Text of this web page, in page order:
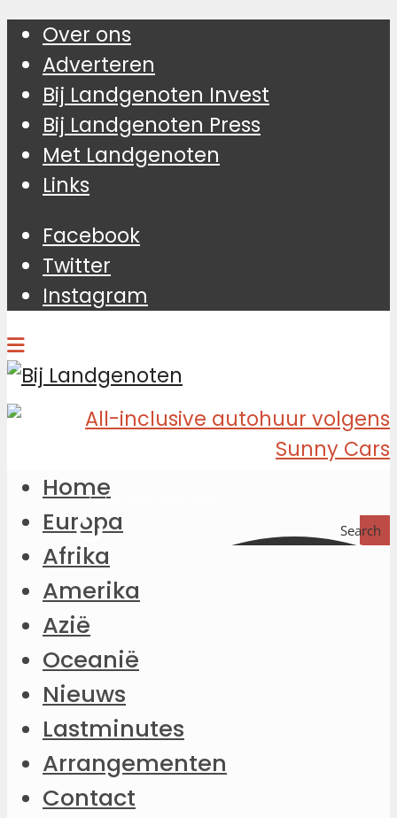
Over ons
Adverteren
Bij Landgenoten Invest
Bij Landgenoten Press
Met Landgenoten
Links
Facebook
Twitter
Instagram
Search
Home
Europa
Afrika
Amerika
Azië
Oceanië
Nieuws
Lastminutes
Arrangementen
Contact